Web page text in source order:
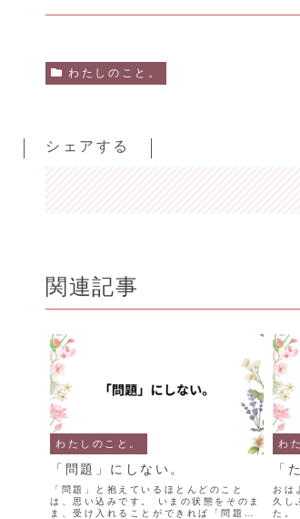
わたしのこと。
シェアする
関連記事
わたしのこと。
「問題」にしない。
「問題」と抱えているほとんどのこと
は、思い込みです。 いまの状態をそのま
ま、受け入れることができれば「問題」
わ
「
おは
久し
た。